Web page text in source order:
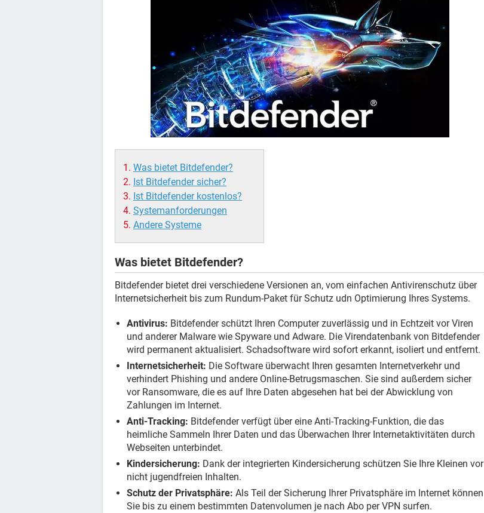
Was bietet Bitdefender?
Ist Bitdefender sicher?
Ist Bitdefender kostenlos?
Systemanforderungen
Andere Systeme
Was bietet Bitdefender?
Bitdefender bietet drei verschiedene Versionen an, vom einfachen Antivirenschutz über
Internetsicherheit bis zum Rundum-Paket für Schutz udn Optimierung Ihres Systems.
Antivirus: Bitdefender schützt Ihren Computer zuverlässig und in Echtzeit vor Viren
und anderer Malware wie Spyware und Adware. Die Virendatenbank von Bitdefender
wird permanent aktualisiert. Schadsoftware wird sofort erkannt, isoliert und entfernt.
Internetsicherheit: Die Software überwacht Ihren gesamten Internetverkehr und
verhindert Phishing und andere Online-Betrugsmaschen. Sie sind außerdem sicher
vor Ransomware, die es auf Ihre Daten abgesehen hat bei der Abwicklung von
Zahlungen im Internet.
Anti-Tracking: Bitdefender verfügt über eine Anti-Tracking-Funktion, die das
heimliche Sammeln Ihrer Daten und das Überwachen Ihrer Internetaktivitäten durch
Webseiten unterbindet.
Kindersicherung: Dank der integrierten Kindersicherung schützen Sie Ihre Kleinen vor
nicht jugendfreien Inhalten.
Schutz der Privatsphäre: Als Teil der Sicherung Ihrer Privatsphäre im Internet können
Sie bis zu einem bestimmten Datenvolumen je nach Abo per VPN surfen.